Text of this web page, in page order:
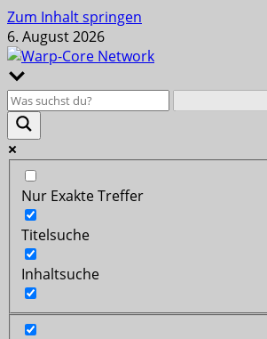
Zum Inhalt springen
6. August 2026
Nur Exakte Treffer
Titelsuche
Inhaltsuche